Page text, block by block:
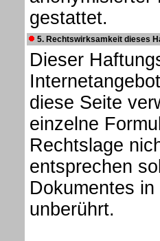
gestattet.
5. Rechtswirksamkeit dieses
Dieser
diese Seite
einzelne
Rechtslage
entsprechen
Dokumentes
unberührt.